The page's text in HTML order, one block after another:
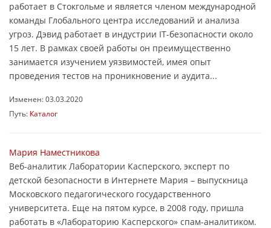
работает в Стокгольме и является членом международной
команды Глобального центра исследований и анализа
угроз. Дэвид работает в индустрии IT-безопасности около
15 лет. В рамках своей работы он преимущественно
занимается изучением уязвимостей, имея опыт
проведения тестов на проникновение и аудита...
Изменен: 03.03.2020
Путь: Каталог
Мария Наместникова
Веб-аналитик Лаборатории Касперского, эксперт по
детской безопасности в Интернете Мария – выпускница
Московского педагогического государственного
университета. Еще на пятом курсе, в 2008 году, пришла
работать в «Лабораторию Касперского» спам-аналитиком.